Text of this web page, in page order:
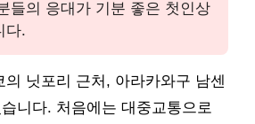
들의 응대가 기분 좋은 첫인상
다.
의 닛포리 근처, 아라카와구 남센
니다. 처음에는 대중교통으로